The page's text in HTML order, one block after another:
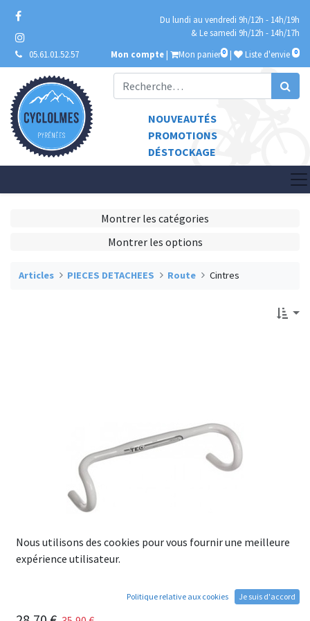
Du lundi au vendredi 9h/12h - 14h/19h
& Le samedi 9h/12h - 14h/17h
05.61.01.52.57
Mon compte | Mon panier 0 | Liste d'envie 0
NOUVEAUTÉS
PROMOTIONS
DÉSTOCKAGE
Montrer les catégories
Montrer les options
Articles PIECES DETACHEES Route Cintres
Cintre Peritus - 420mm - blanc
Nous utilisons des cookies pour vous fournir une meilleure
expérience utilisateur.
Politique relative aux cookies Je suis d'accord